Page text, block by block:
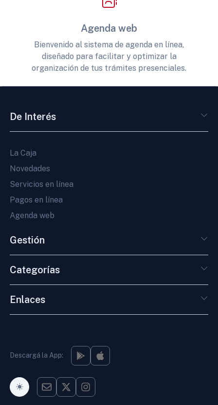
Agenda web
Bienvenido al sistema de agenda en línea,
diseñado para facilitar y optimizar la
organización de tus trámites presenciales.
De Interés
La Caja
Novedades
Servicios en línea
Pagos en línea
Agenda web
Gestión
Categorías
Enlaces
Descargá la App:
Modo Oscuro